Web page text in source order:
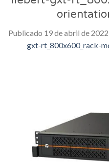
Publicado 19 de abril de 2022
gxt-rt_800x600_rack-